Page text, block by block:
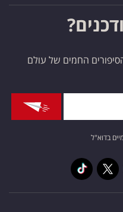
החמים של עולם
בדוא"ל